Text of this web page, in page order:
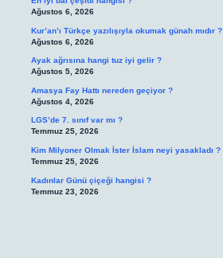
Ağustos 6, 2026
Kur’an’ı Türkçe yazılışıyla okumak günah mıdır ?
Ağustos 6, 2026
Ayak ağrısına hangi tuz iyi gelir ?
Ağustos 5, 2026
Amasya Fay Hattı nereden geçiyor ?
Ağustos 4, 2026
LGS’de 7. sınıf var mı ?
Temmuz 25, 2026
Kim Milyoner Olmak İster İslam neyi yasakladı ?
Temmuz 25, 2026
Kadınlar Günü çiçeği hangisi ?
Temmuz 23, 2026